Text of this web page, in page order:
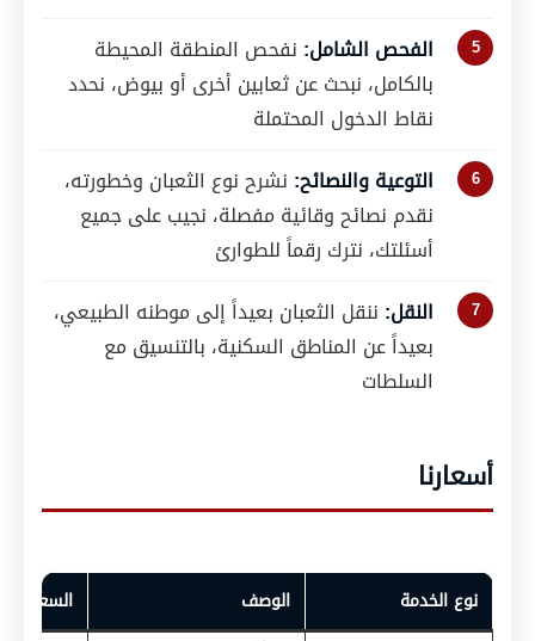
الفحص الشامل: نفحص المنطقة المحيطة
بالكامل، نبحث عن ثعابين أخرى أو بيوض، نحدد
نقاط الدخول المحتملة
التوعية والنصائح: نشرح نوع الثعبان وخطورته،
نقدم نصائح وقائية مفصلة، نجيب على جميع
أسئلتك، نترك رقماً للطوارئ
النقل: ننقل الثعبان بعيداً إلى موطنه الطبيعي،
بعيداً عن المناطق السكنية، بالتنسيق مع
السلطات
أسعارنا
نوع الخدمة الوصف السعر